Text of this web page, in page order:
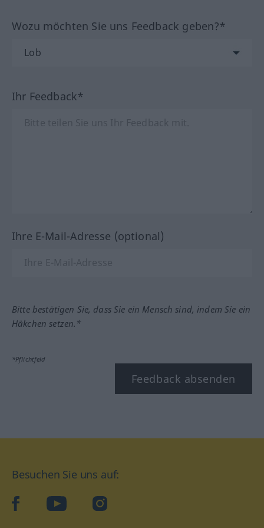
Wozu möchten Sie uns Feedback geben?*
Ihr Feedback*
Ihre E-Mail-Adresse (optional)
Bitte bestätigen Sie, dass Sie ein Mensch sind, indem Sie ein
Häkchen setzen.*
*Pflichtfeld
Feedback absenden
Besuchen Sie uns auf:
facebookYouTube Instagram